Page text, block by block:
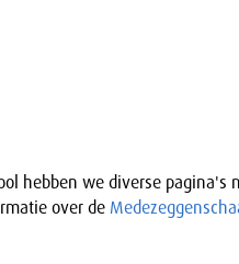
hebben we diverse pagina's
over de